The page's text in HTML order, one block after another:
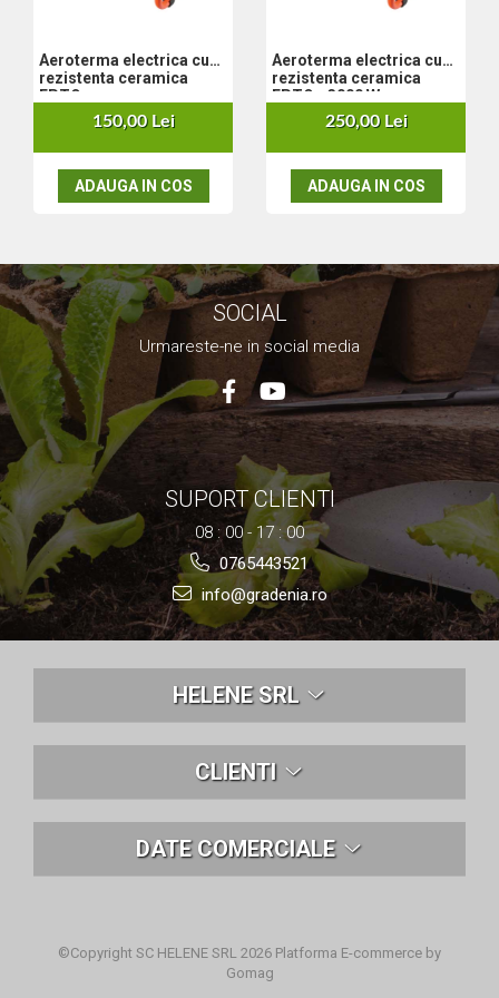
Freze electrice
Aparate de sudură tevi PVC
Pistoale cu aer cald
Mașini electrice de șlefuit / polișat
Mixer electric
Masini de debitat metal
Cutit termic electric
Cosuri Si Pubele
Aeroterma electrica cu
rezistenta ceramica
EPTO
150,00 Lei
ADAUGA IN COS
Aeroterma electrica cu
rezistenta ceramica
EPTO - 3000 W
250,00 Lei
ADAUGA IN COS
SOCIAL
Urmareste-ne in social media
SUPORT CLIENTI
08 : 00 - 17 : 00
0765443521
info@gradenia.ro
HELENE SRL
CLIENTI
DATE COMERCIALE
©Copyright SC HELENE SRL 2026 Platforma E-commerce by
Gomag